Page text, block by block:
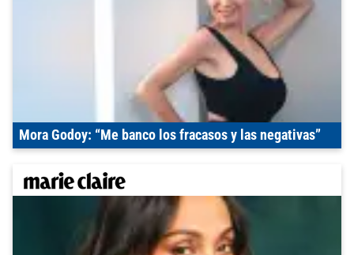
Mora Godoy: “Me banco los fracasos y las negativas”